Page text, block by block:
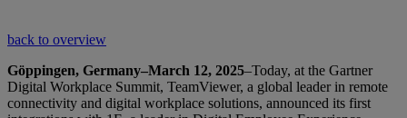
back to overview
Göppingen, Germany–March 12, 2025–Today, at the Gartner
Digital Workplace Summit, TeamViewer, a global leader in remote
connectivity and digital workplace solutions, announced its first